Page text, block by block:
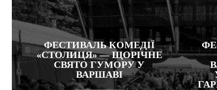
ФЕСТИВАЛЬ КОМЕДІЇ
«СТОЛИЦЯ» — ЩОРІЧНЕ
СВЯТО ГУМОРУ У
ВАРШАВІ